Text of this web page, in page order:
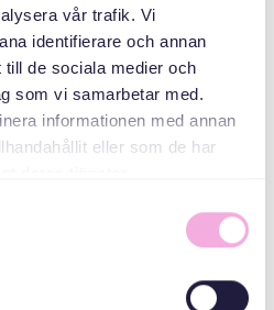
vår trafik. Vi
identifierare och annan
till de sociala medier och
som vi samarbetar med.
informationen med annan
eller som de har